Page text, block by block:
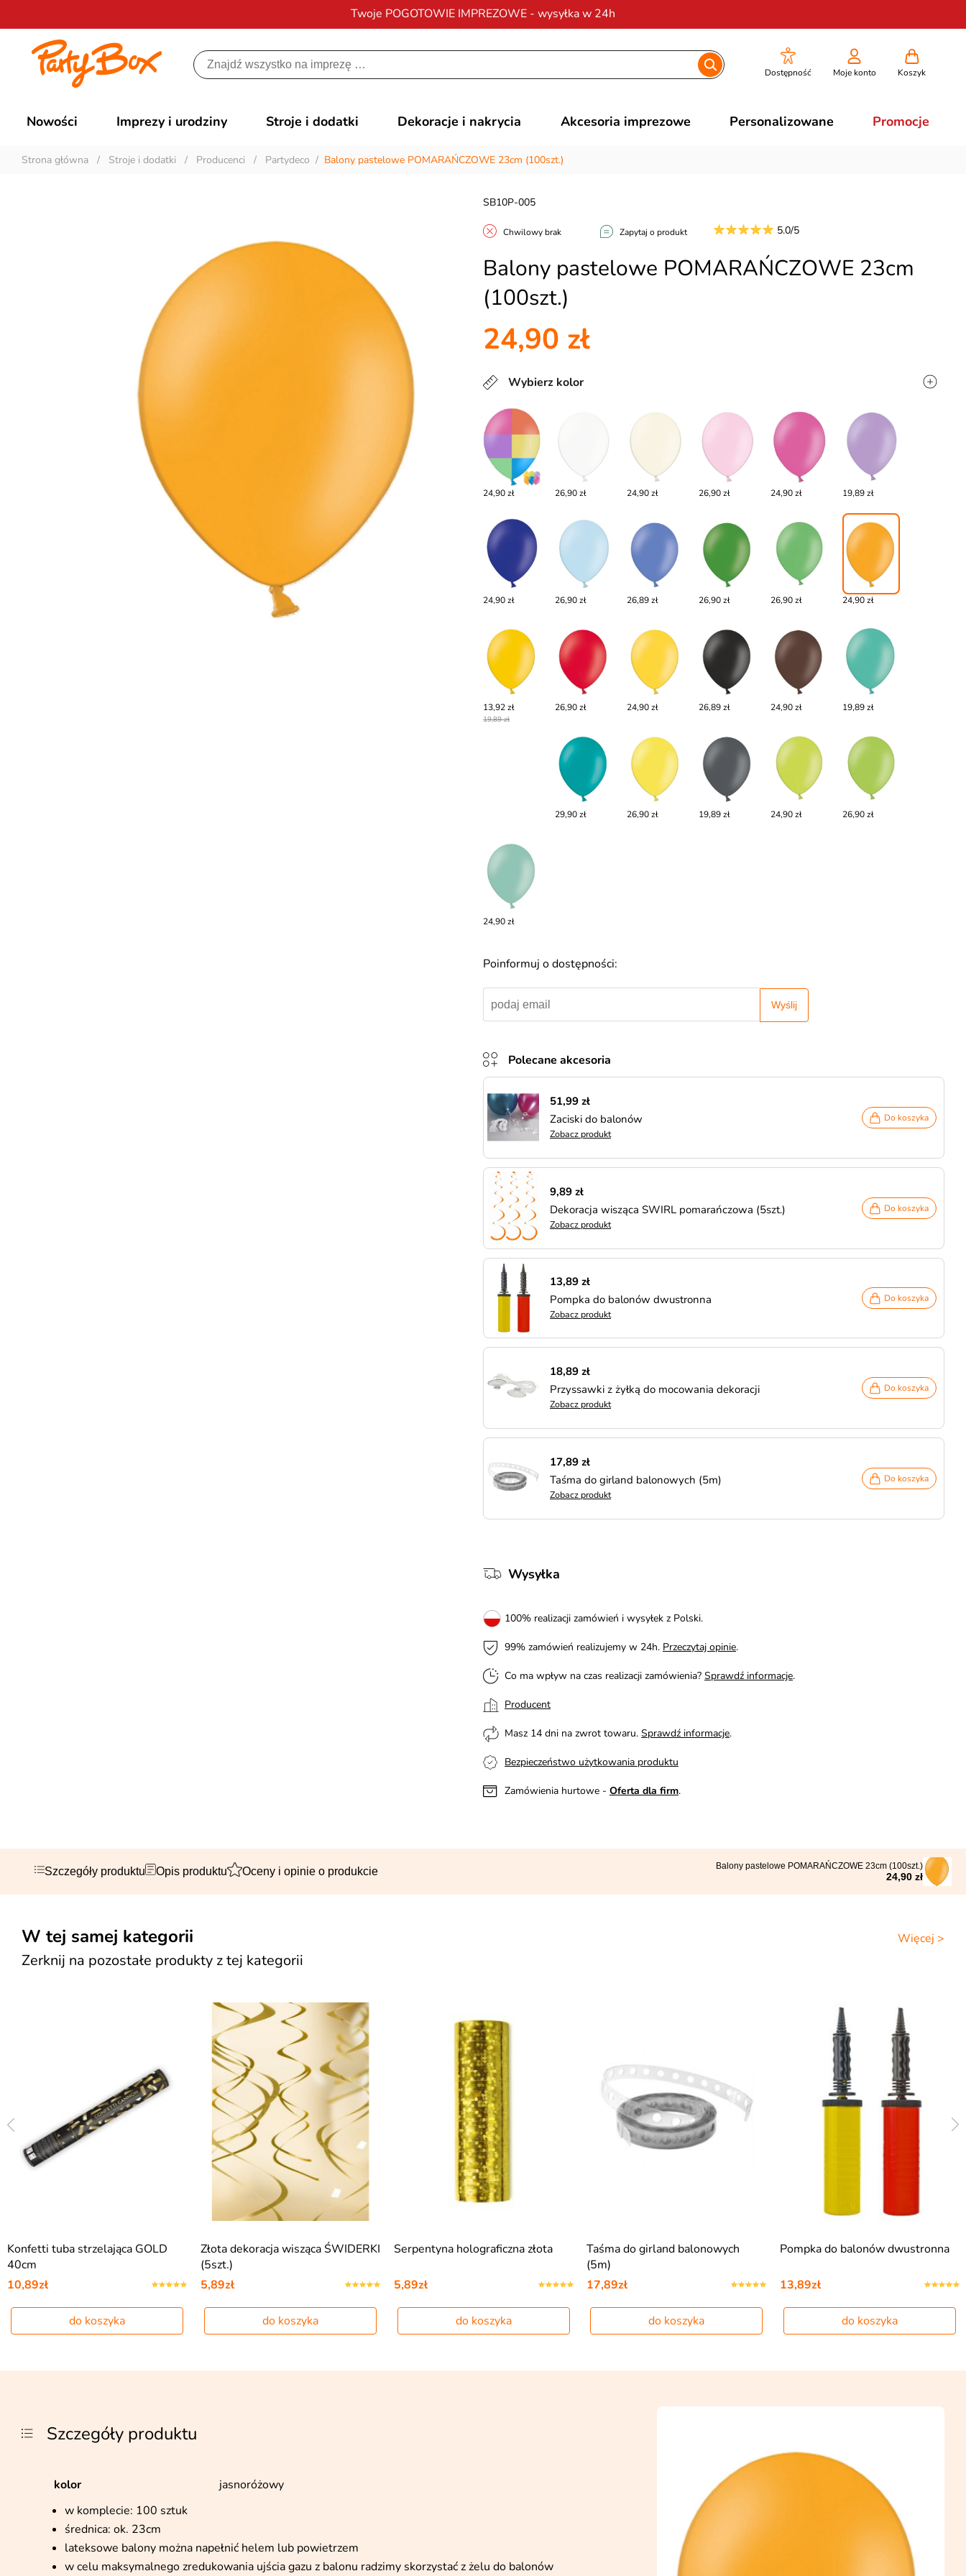
Twoje POGOTOWIE IMPREZOWE - wysyłka w 24h
Darmowa dostawana zamówienia od 200 zł
Dostępność Moje konto Koszyk
Nowości Imprezy i urodziny Stroje i dodatki Dekoracje i nakrycia Akcesoria imprezowe Personalizowane Promocje
Strona główna / Stroje i dodatki / Producenci / Partydeco / Balony pastelowe POMARAŃCZOWE 23cm (100szt.)
Balony pastelowe POMARAŃCZOWE 23cm
(100szt.)
SB10P-005
Chwilowy brak Zapytaj o produkt 5.0/5
24,90 zł
Poinformuj o dostępności:
Wyślij
Wybierz kolor
24,90 zł 26,90 zł 24,90 zł 26,90 zł 24,90 zł 19,89 zł
24,90 zł 26,90 zł 26,89 zł 26,90 zł 26,90 zł 24,90 zł
13,92 zł
19,89 zł
26,90 zł 24,90 zł 26,89 zł 24,90 zł 19,89 zł
29,90 zł 26,90 zł 19,89 zł 24,90 zł 26,90 zł
24,90 zł
Polecane akcesoria
51,99 zł
Zaciski do balonów
Zobacz produkt
Do koszyka
9,89 zł
Dekoracja wisząca SWIRL pomarańczowa (5szt.)
Zobacz produkt
Do koszyka
13,89 zł
Pompka do balonów dwustronna
Zobacz produkt
Do koszyka
18,89 zł
Przyssawki z żyłką do mocowania dekoracji
Zobacz produkt
Do koszyka
17,89 zł
Taśma do girland balonowych (5m)
Zobacz produkt
Do koszyka
Wysyłka
100% realizacji zamówień i wysyłek z Polski.
99% zamówień realizujemy w 24h. Przeczytaj opinie.
Co ma wpływ na czas realizacji zamówienia? Sprawdź informacje.
Producent
Masz 14 dni na zwrot towaru. Sprawdź informacje.
Bezpieczeństwo użytkowania produktu
Zamówienia hurtowe - Oferta dla firm.
Szczegóły produktu Opis produktu Oceny i opinie o produkcie Balony pastelowe POMARAŃCZOWE 23cm (100szt.)
24,90 zł
Więcej >
W tej samej kategorii
Zerknij na pozostałe produkty z tej kategorii
Konfetti tuba strzelająca GOLD
40cm
10,89zł
do koszyka
Złota dekoracja wisząca ŚWIDERKI
(5szt.)
5,89zł
do koszyka
Serpentyna holograficzna złota
5,89zł
do koszyka
Taśma do girland balonowych
(5m)
17,89zł
do koszyka
Pompka do balonów dwustronna
13,89zł
do koszyka
Szczegóły produktu
kolor
jasnoróżowy
w komplecie: 100 sztuk
średnica: ok. 23cm
lateksowe balony można napełnić helem lub powietrzem
w celu maksymalnego zredukowania ujścia gazu z balonu radzimy skorzystać z żelu do balonów